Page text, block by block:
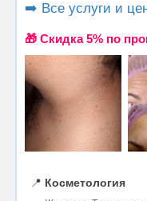
➡️ Все услуги и
🎁 Cкидка 5% по
📍 Косметология